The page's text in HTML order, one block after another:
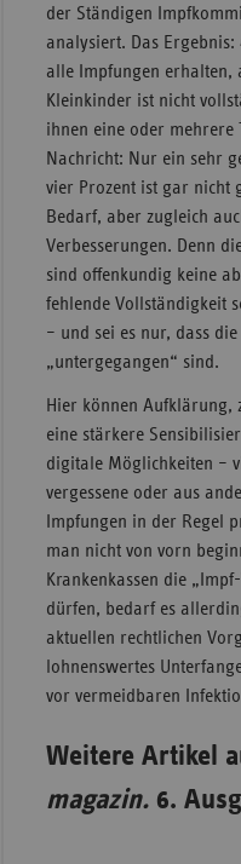
der Ständigen
analysiert. Das
alle Impfungen erhalten,
Kleinkinder ist nicht
ihnen eine oder mehrere
Nachricht: Nur ein sehr
vier Prozent ist gar nicht
Bedarf, aber zugleich
Verbesserungen. Denn
sind offenkundig keine
fehlende Vollständigkeit
– und sei es nur, dass
„untergegangen“ sind.
Hier können Aufklärung,
eine stärkere
digitale Möglichkeiten –
vergessene oder aus
Impfungen in der Regel
man nicht von vorn
Krankenkassen die
dürfen, bedarf es
aktuellen rechtlichen
lohnenswertes
vor vermeidbaren
Weitere Artikel
magazin. 6.